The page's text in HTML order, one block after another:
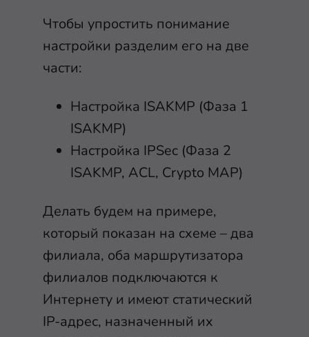
Чтобы упростить понимание
настройки разделим его на две
части:
Настройка ISAKMP (Фаза 1
ISAKMP)
Настройка IPSec (Фаза 2
ISAKMP, ACL, Crypto MAP)
Делать будем на примере,
который показан на схеме – два
филиала, оба маршрутизатора
филиалов подключаются к
Интернету и имеют статический
IP-адрес, назначенный их